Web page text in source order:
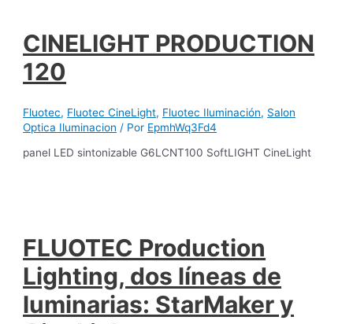
CINELIGHT PRODUCTION
120
Fluotec, Fluotec CineLight, Fluotec Iluminación, Salon
Optica Iluminacion / Por EpmhWq3Fd4
panel LED sintonizable G6LCNT100 SoftLIGHT CineLight
FLUOTEC Production
Lighting, dos líneas de
luminarias: StarMaker y